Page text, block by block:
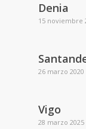
Denia
15 noviembre
26 marzo 2020
Vigo
28 marzo 2025